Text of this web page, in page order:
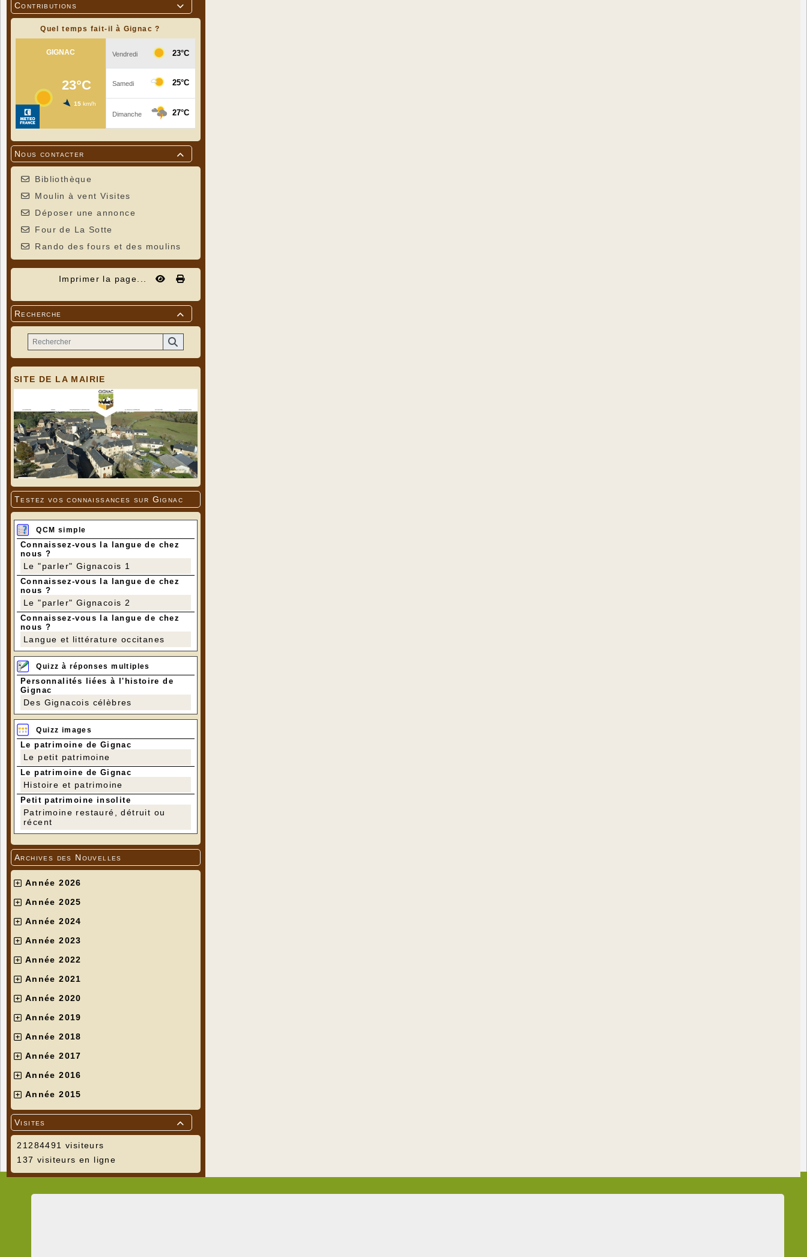

Contributions
Quel temps fait-il à Gignac ?

Nous contacter
Bibliothèque
Moulin à vent Visites
Déposer une annonce
Four de La Sotte
Rando des fours et des moulins
Imprimer la page...

Recherche
SITE DE LA MAIRIE
Testez vos connaissances sur Gignac
QCM simple
Connaissez-vous la langue de chez
nous ?
Le "parler" Gignacois 1
Connaissez-vous la langue de chez
nous ?
Le "parler" Gignacois 2
Connaissez-vous la langue de chez
nous ?
Langue et littérature occitanes
Quizz à réponses multiples
Personnalités liées à l'histoire de
Gignac
Des Gignacois célèbres
Quizz images
Le patrimoine de Gignac
Le petit patrimoine
Le patrimoine de Gignac
Histoire et patrimoine
Petit patrimoine insolite
Patrimoine restauré, détruit ou
récent
Archives des Nouvelles
Année 2026
Année 2025
Année 2024
Année 2023
Année 2022
Année 2021
Année 2020
Année 2019
Année 2018
Année 2017
Année 2016
Année 2015

Visites
21284491 visiteurs
137 visiteurs en ligne